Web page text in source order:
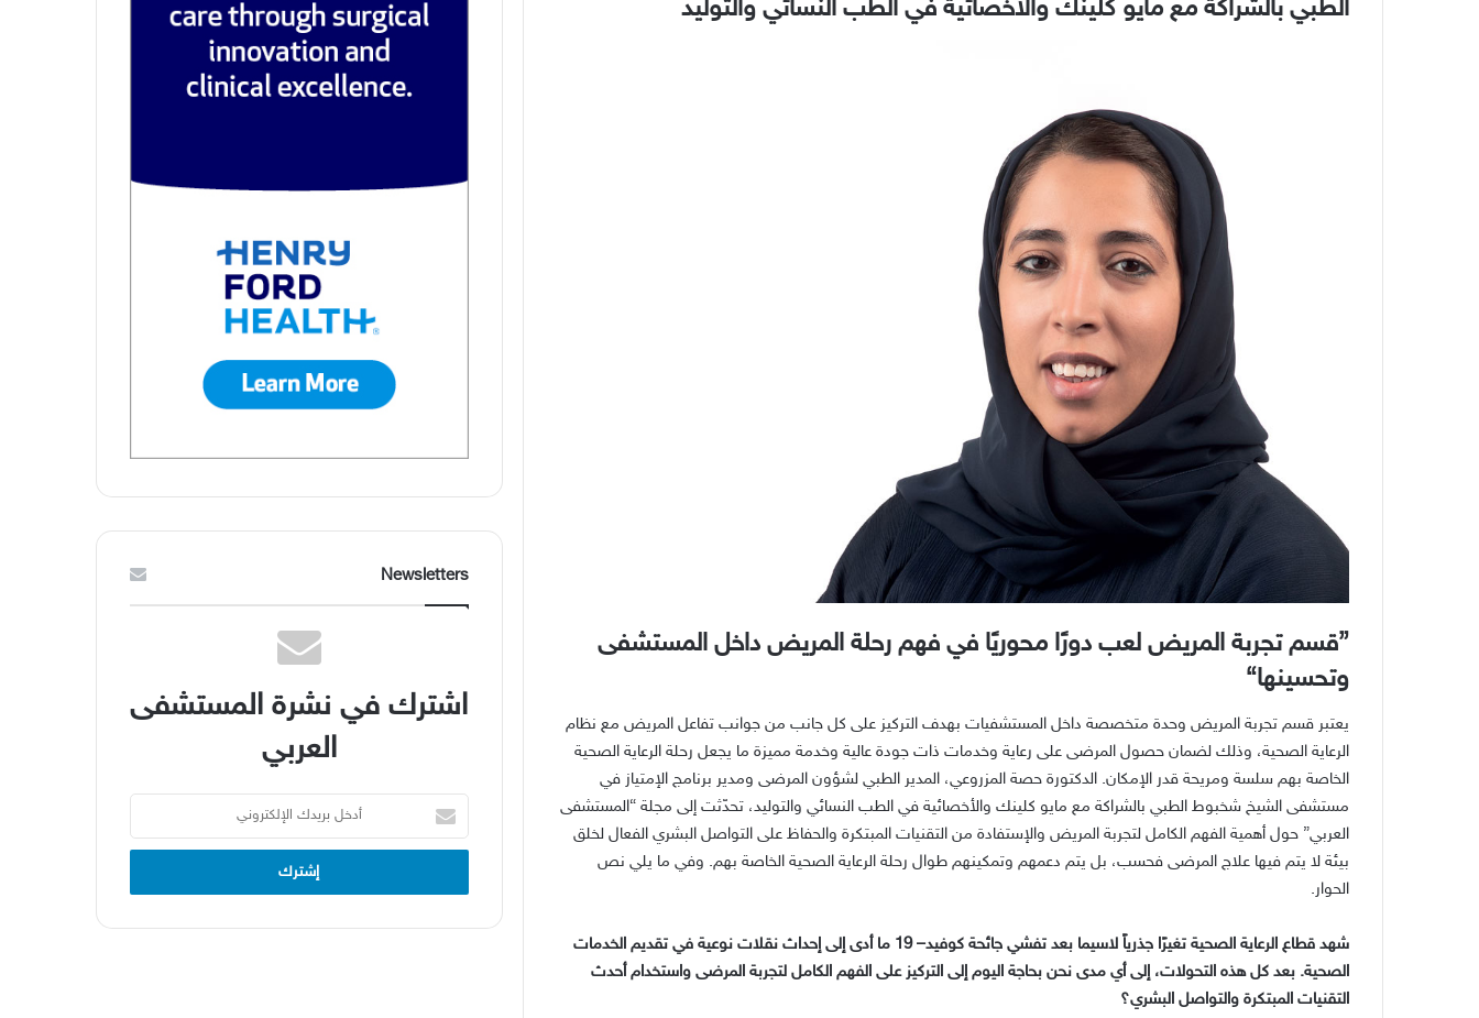
الطبي بالشراكة مع مايو كلينك والأخصائية في الطب النسائي والتوليد
”قسم تجربة المريض لعب دورًا محوريًا في فهم رحلة المريض داخل المستشفى
وتحسينها“
يعتبر قسم تجربة المريض وحدة متخصصة داخل المستشفيات بهدف التركيز على كل جانب من جوانب تفاعل المريض مع نظام
الرعاية الصحية، وذلك لضمان حصول المرضى على رعاية وخدمات ذات جودة عالية وخدمة مميزة ما يجعل رحلة الرعاية الصحية
الخاصة بهم سلسة ومريحة قدر الإمكان. الدكتورة حصة المزروعي، المدير الطبي لشؤون المرضى ومدير برنامج الإمتياز في
مستشفى الشيخ شخبوط الطبي بالشراكة مع مايو كلينك والأخصائية في الطب النسائي والتوليد، تحدّثت إلى مجلة “المستشفى
العربي” حول أهمية الفهم الكامل لتجربة المريض والإستفادة من التقنيات المبتكرة والحفاظ على التواصل البشري الفعال لخلق
بيئة لا يتم فيها علاج المرضى فحسب، بل يتم دعمهم وتمكينهم طوال رحلة الرعاية الصحية الخاصة بهم. وفي ما يلي نص
الحوار.
شهد قطاع الرعاية الصحية تغيرًا جذرياً لاسيما بعد تفشي جائحة كوفيد– 19
ما أدى إلى إحداث نقلات نوعية في تقديم الخدمات
الصحية. بعد كل هذه التحولات، إلى أي مدى نحن بحاجة اليوم إلى التركيز على الفهم الكامل لتجربة المرضى واستخدام أحدث
التقنيات المبتكرة والتواصل البشري؟
Newsletters
اشترك في نشرة المستشفى
العربي
بريدك
الإلكتروني